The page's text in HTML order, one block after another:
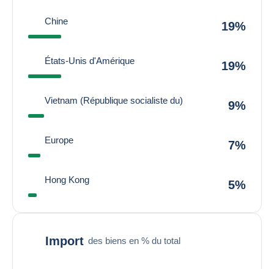
Chine 19%
États-Unis d'Amérique 19%
Vietnam (République socialiste du) 9%
Europe 7%
Hong Kong 5%
Import des biens en % du total